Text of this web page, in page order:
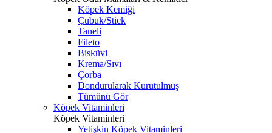
Köpek Kemiği
Çubuk/Stick
Taneli
Fileto
Bisküvi
Krema/Sıvı
Çorba
Dondurularak Kurutulmuş
Tümünü Gör
Köpek Vitaminleri
Köpek Vitaminleri
Yetişkin Köpek Vitaminleri